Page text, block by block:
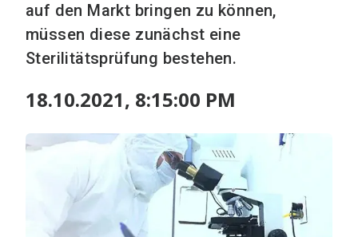
auf den Markt bringen zu können,
müssen diese zunächst eine
Sterilitätsprüfung bestehen.
18.10.2021, 8:15:00 PM